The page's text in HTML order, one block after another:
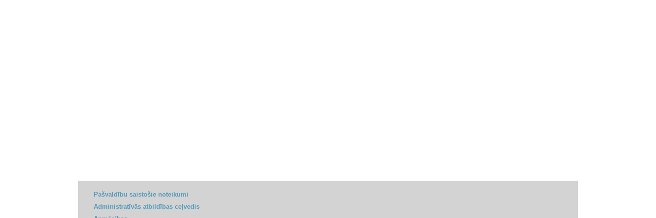
Pašvaldību saistošie noteikumi
Administratīvās atbildības ceļvedis